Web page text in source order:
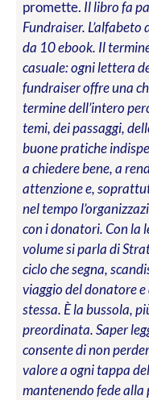
promette. Il libro fa
Fundraiser.
da 10 ebook. Il
casuale: ogni lettera
fundraiser offre una
termine dell’intero
temi, dei passaggi,
buone pratiche
a chiedere bene, a
attenzione e,
nel tempo
con i donatori. Con la
volume si parla di
ciclo che segna,
viaggio del donatore e
stessa. È la bussola,
preordinata. Saper
consente di non
valore a ogni tappa
mantenendo fede